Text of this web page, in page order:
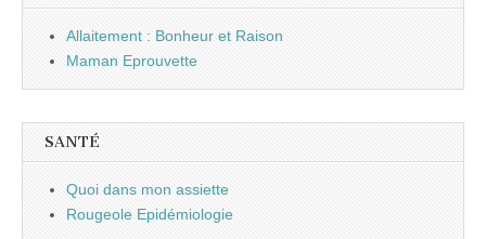
Allaitement : Bonheur et Raison
Maman Eprouvette
SANTÉ
Quoi dans mon assiette
Rougeole Epidémiologie